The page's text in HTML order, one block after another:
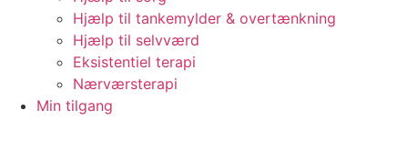
Hjælp til tankemylder & overtænkning
Hjælp til selvværd
Eksistentiel terapi
Nærværsterapi
Min tilgang